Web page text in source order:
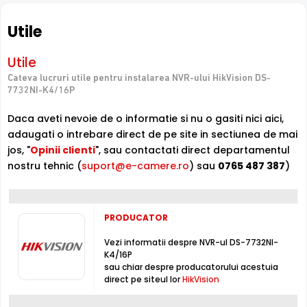
Puteti inregistra imagini de la camere de supraveghere
video, pe acest NVR, folosind compresia H.265 / H.264 /
MJPEG , non-stop sau chiar dupa un orar (fortat, la
etc.), folosind hard disk-uri interne, neincluse in pachet
(maxim 4 x 6000 Gb, neincluse)
Switch 16 porturi POE (Power Over Ethernet)
7732NI-K4/16P, folosind cate un cablu UTP, economisind
maxima la care se poate folosi aceasta functie este de
80-100 metri, folosind un cablu de calitate buna.
Utile
Utile
Cateva lucruri utile pentru instalarea NVR-ului HikVision DS-
7732NI-K4/16P
Daca aveti nevoie de o informatie si nu o gasiti nici aici,
adaugati o intrebare direct de pe site in sectiunea de mai
jos, "Opinii clienti", sau contactati direct departamentul
nostru tehnic (suport@e-camere.ro) sau 0765 487 387)
PRODUCATOR
Vezi informatii despre NVR-ul DS-7732NI-
K4/16P
sau chiar despre producatorului acestuia
direct pe siteul lorHikVision